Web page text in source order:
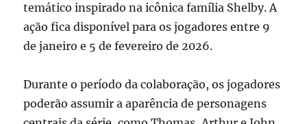
temático inspirado na icônica família Shelby. A
ação fica disponível para os jogadores entre 9
de janeiro e 5 de fevereiro de 2026.
Durante o período da colaboração, os jogadores
poderão assumir a aparência de personagens